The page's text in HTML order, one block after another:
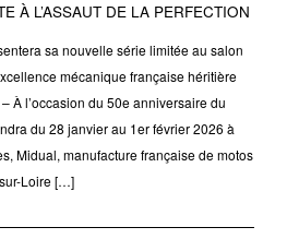
À L’ASSAUT DE LA PERFECTION
sa nouvelle série limitée au salon
mécanique française héritière
À l’occasion du 50e anniversaire du
du 28 janvier au 1er février 2026 à
Midual, manufacture française de motos
Loire […]